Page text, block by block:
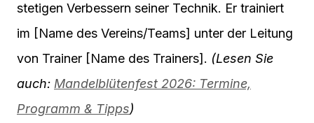
stetigen Verbessern seiner Technik. Er trainiert
im [Name des Vereins/Teams] unter der Leitung
von Trainer [Name des Trainers]. (Lesen Sie
auch: Mandelblütenfest 2026: Termine,
Programm & Tipps)